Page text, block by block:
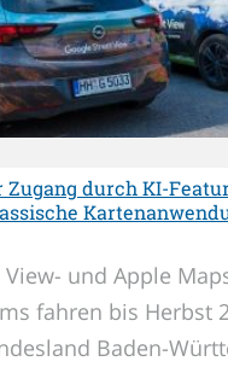
Zugang durch KI-
und Apple
fahren bis Herbst
Baden-